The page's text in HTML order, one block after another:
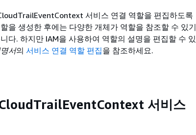
서비스 연결 역할을 편집하도록
을 생성한 후에는 다양한 개체가 역할을 참조할 수 있기
다. 하지만 IAM을 사용하여 역할의 설명을 편집할 수 있
서의 서비스 연결 역할 편집을 참조하세요.
서비스